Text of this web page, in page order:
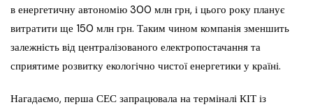
в енергетичну автономію 300 млн грн, і цього року планує
витратити ще 150 млн грн. Таким чином компанія зменшить
залежність від централізованого електропостачання та
сприятиме розвитку екологічно чистої енергетики у країні.
Нагадаємо, перша СЕС запрацювала на терміналі КІТ із